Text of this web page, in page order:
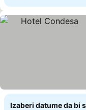
Izaberi datume da bi